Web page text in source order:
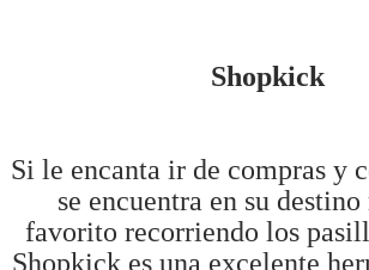
Shopkick
Si le encanta ir de compras y
se encuentra en su
favorito recorriendo los
Shopkick es una excelente